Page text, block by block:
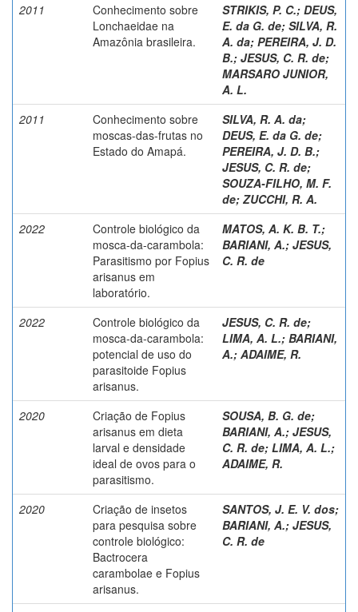
2011
Conhecimento sobre
Lonchaeidae na
Amazônia brasileira.
STRIKIS, P. C.; DEUS,
E. da G. de; SILVA, R.
A. da; PEREIRA, J. D.
B.; JESUS, C. R. de;
MARSARO JUNIOR,
A. L.
2011
Conhecimento sobre
moscas-das-frutas no
Estado do Amapá.
SILVA, R. A. da;
DEUS, E. da G. de;
PEREIRA, J. D. B.;
JESUS, C. R. de;
SOUZA-FILHO, M. F.
de; ZUCCHI, R. A.
2022
Controle biológico da
mosca-da-carambola:
Parasitismo por Fopius
arisanus em
laboratório.
MATOS, A. K. B. T.;
BARIANI, A.; JESUS,
C. R. de
2022
Controle biológico da
mosca-da-carambola:
potencial de uso do
parasitoide Fopius
arisanus.
JESUS, C. R. de;
LIMA, A. L.; BARIANI,
A.; ADAIME, R.
2020
Criação de Fopius
arisanus em dieta
larval e densidade
ideal de ovos para o
parasitismo.
SOUSA, B. G. de;
BARIANI, A.; JESUS,
C. R. de; LIMA, A. L.;
ADAIME, R.
2020
Criação de insetos
para pesquisa sobre
controle biológico:
Bactrocera
carambolae e Fopius
arisanus.
SANTOS, J. E. V. dos;
BARIANI, A.; JESUS,
C. R. de